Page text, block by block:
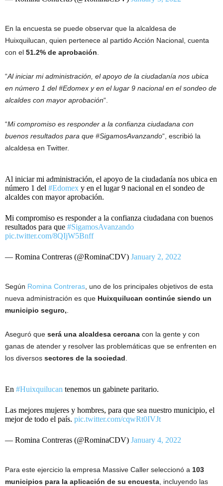
En la encuesta se puede observar que la alcaldesa de
Huixquilucan, quien pertenece al partido Acción Nacional, cuenta
con el 51.2% de aprobación
“Al iniciar mi administración, el apoyo de la ciudadanía nos ubica
en número 1 del #Edomex y en el lugar 9 nacional en el sondeo de
alcaldes con mayor aprobación“.
“Mi compromiso es responder a la confianza ciudadana con
buenos resultados para que #SigamosAvanzando“, escribió la
alcaldesa en Twitter.
Al iniciar mi administración, el apoyo de la ciudadanía nos ubica en
número 1 del #Edomex y en el lugar 9 nacional en el sondeo de
alcaldes con mayor aprobación.
Mi compromiso es responder a la confianza ciudadana con buenos
resultados para que #SigamosAvanzando
pic.twitter.com/8QIjW5Bnff
— Romina Contreras (@RominaCDV) January 2, 2022
Según Romina Contreras , uno de los principales objetivos de esta
nueva administración es que Huixquilucan continúe siendo un
municipio seguro,
Aseguró que será una alcaldesa cercana con la gente y con
ganas de atender y resolver las problemáticas que se enfrenten en
los diversos sectores de la sociedad
En #Huixquilucan tenemos un gabinete paritario.
Las mejores mujeres y hombres, para que sea nuestro municipio, el
mejor de todo el país. pic.twitter.com/cqwRt0IVJt
— Romina Contreras (@RominaCDV) January 4, 2022
Para este ejercicio la empresa Massive Caller seleccionó a 103
municipios para la aplicación de su encuesta , incluyendo las